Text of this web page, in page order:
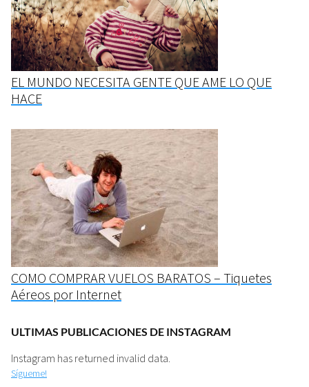
EL MUNDO NECESITA GENTE QUE AME LO QUE
HACE
COMO COMPRAR VUELOS BARATOS – Tiquetes
Aéreos por Internet
ULTIMAS PUBLICACIONES DE INSTAGRAM
Instagram has returned invalid data.
Sígueme!